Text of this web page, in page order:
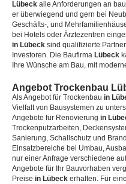
Lübeck alle Anforderungen an
er überwiegend und gern bei
Geschäfts-, und
bei Hotels oder Ärztezentren
in Lübeck sind qualifizierte
Investoren. Die Baufirma Lübeck
Ihre Wünsche am Bau, mit
Angebot Trockenbau
Als Angebot für Trockenbau in
Vielfalt von Bausystemen zu
Angebote für Renovierung in
Trockenputzarbeiten,
Sanierung, Schallschutz und
Einsatzbereiche bei Umbau,
nur einer Anfrage verschiedene
Angebote für Ihr Bauvorhaben
Preise in Lübeck erhalten. Für